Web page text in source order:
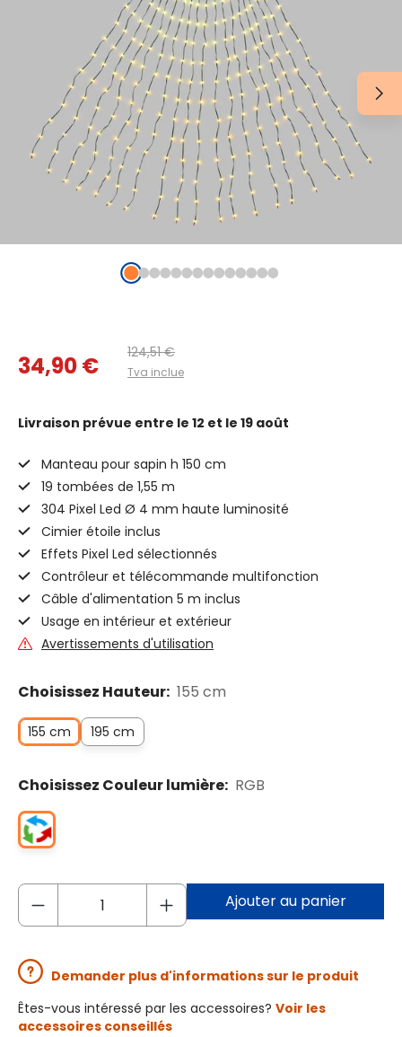
34,90 € 124,51 €
Tva inclue
Livraison prévue entre le 12 et le 19 août
Manteau pour sapin h 150 cm
19 tombées de 1,55 m
304 Pixel Led Ø 4 mm haute luminosité
Cimier étoile inclus
Effets Pixel Led sélectionnés
Contrôleur et télécommande multifonction
Câble d'alimentation 5 m inclus
Usage en intérieur et extérieur
Avertissements d'utilisation
Choisissez Hauteur: 155 cm
155 cm 195 cm
Choisissez Couleur lumière: RGB
Ajouter au panier
Demander plus d'informations sur le produit
Êtes-vous intéressé par les accessoires? Voir les
accessoires conseillés